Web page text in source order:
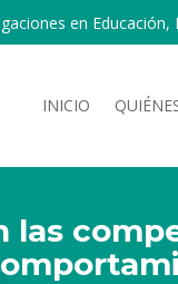
en Educación,
INICIO
las